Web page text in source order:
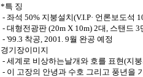
*특 징
- 좌석 50% 지붕설치(V.I.P· 언론보도석
- 대형전광판 (20m X 10m) 2대, 스탠드 3
- '99.3 착공, 2001. 9월 완공 예정
경기장이미지
- 세계로 비상하는날개와 호를 표현(지
- 이 고장의 안녕과 수호 그리고 풍년을